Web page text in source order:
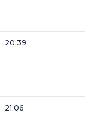
20:39
21:06